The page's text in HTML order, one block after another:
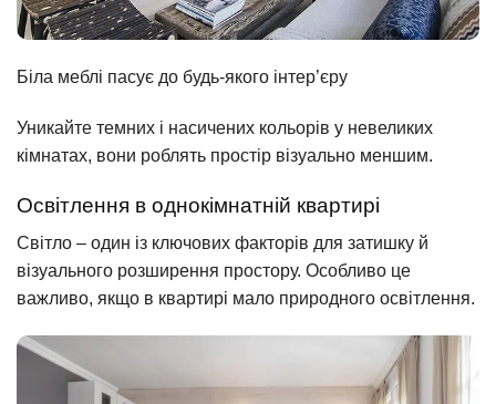
Біла меблі пасує до будь-якого інтер’єру
Уникайте темних і насичених кольорів у невеликих
кімнатах, вони роблять простір візуально меншим.
Освітлення в однокімнатній квартирі
Світло – один із ключових факторів для затишку й
візуального розширення простору. Особливо це
важливо, якщо в квартирі мало природного освітлення.